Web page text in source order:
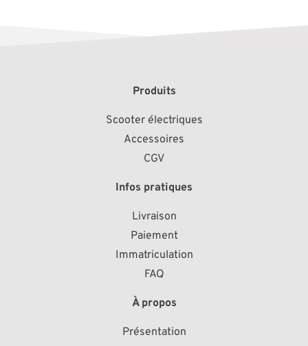
Produits
Scooter électriques
Accessoires
CGV
Infos pratiques
Livraison
Paiement
Immatriculation
FAQ
À propos
Présentation